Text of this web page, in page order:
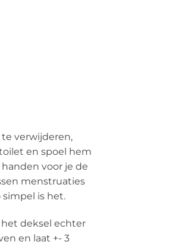
verwijderen,
en spoel hem
voor je de
menstruaties
simpel is het.
deksel echter
en laat +- 3